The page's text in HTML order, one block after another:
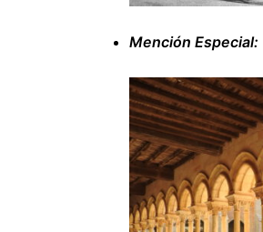
Mención Especial: